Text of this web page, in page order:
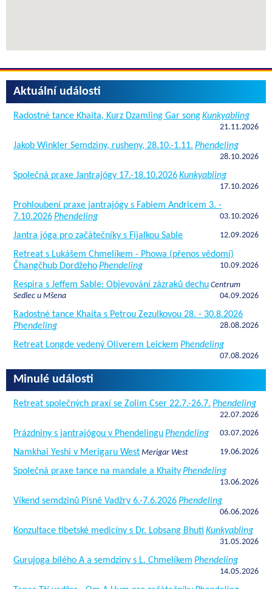
Aktuální události
Radostné tance Khaita, Kurz Dzamling Gar songKunkyabling
21.11.2026
Jakob Winkler Semdziny, rusheny, 28.10.-1.11. Phendeling
28.10.2026
Společná praxe Jantrajógy 17.-18.10.2026Kunkyabling
17.10.2026
Prohloubení praxe jantrajógy s Fabiem Andricem 3. -
7.10.2026Phendeling 03.10.2026
Jantra jóga pro začátečníky s Fijalkou Sable 12.09.2026
Retreat s Lukášem Chmelíkem - Phowa (přenos vědomí)
Čhangčhub DordžehoPhendeling 10.09.2026
Respira s Jeffem Sable: Objevování zázraků dechu Centrum
Sedlec u Mšena
04.09.2026
Radostné tance Khaita s Petrou Zezulkovou 28. - 30.8.2026
Phendeling
28.08.2026
Retreat Longde vedený Oliverem Leickem Phendeling
07.08.2026
Minulé události
Retreat společných praxí se Zolim Cser 22.7.-26.7. Phendeling
22.07.2026
Prázdniny s jantrajógou v PhendelinguPhendeling 03.07.2026
Namkhai Yeshi v Merigaru West Merigar West 19.06.2026
Společná praxe tance na mandale a KhaityPhendeling
13.06.2026
Víkend semdzinů Písně Vadžry 6.-7.6.2026Phendeling
06.06.2026
Konzultace tibetské medicíny s Dr. Lobsang Bhuti Kunkyabling
31.05.2026
Gurujoga bílého A a semdziny s L. Chmelíkem Phendeling
14.05.2026